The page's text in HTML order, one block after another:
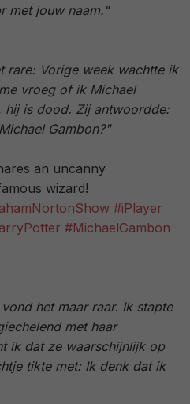
met jouw naam."
rare: Vorige week wachtte ik
vroeg of ik Michael
hij is dood. Zij antwoordde:
Gambon?"
an uncanny
wizard!
#iPlayer
#MichaelGambon
vond het maar raar. Ik stapte
met haar
ik dat ze waarschijnlijk op
tikte met: Ik denk dat ik